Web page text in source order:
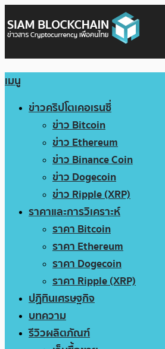
เมนู
ข่าวคริปโตเคอเรนซี่
ข่าว Bitcoin
ข่าว Ethereum
ข่าว Binance Coin
ข่าว Dogecoin
ข่าว Ripple (XRP)
ราคาและการวิเคราะห์
ราคา Bitcoin
ราคา Ethereum
ราคา Dogecoin
ราคา Ripple (XRP)
ปฏิทินเศรษฐกิจ
บทความ
รีวิวผลิตภัณฑ์